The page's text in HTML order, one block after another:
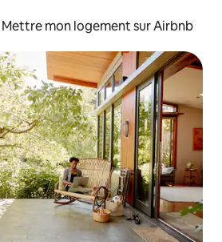
Mettre mon logement sur Airbnb